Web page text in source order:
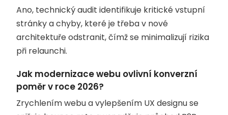
Ano, technický audit identifikuje kritické vstupní
stránky a chyby, které je třeba v nové
architektuře odstranit, čímž se minimalizují rizika
při relaunchi.
Jak modernizace webu ovlivní konverzní
poměr v roce 2026?
Zrychlením webu a vylepšením UX designu se